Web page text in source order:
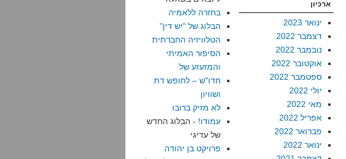
ארכיון
ינואר 2023
דצמבר 2022
נובמבר 2022
אוקטובר 2022
ספטמבר 2022
יולי 2022
מאי 2022
אפריל 2022
פברואר 2022
ינואר 2022
בחזרה ללאמיה
הבלוג של "יש דין"
הטלוויזיה החברתית
הסיפור האמיתי
והמזעזע של
חדו"ש – לחופש דת
ושוויון
לא מזיק ברובו
עמודו! - הבלוג החדש
של עדיגי
פרויקט בן יהודה